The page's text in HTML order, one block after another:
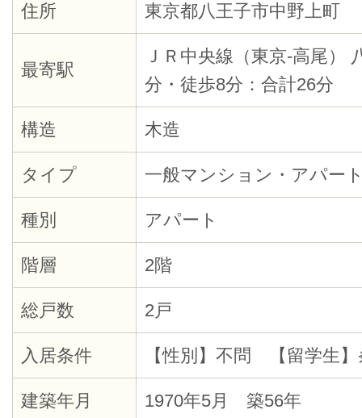
住所 東京都八王子市中野上町
最寄駅
ＪＲ中央線（東京-高尾）
分・徒歩8分：合計26分
構造 木造
タイプ 一般マンション・アパー
種別 アパート
階層 2階
総戸数 2戸
入居条件 【性別】不問 【留学生
建築年月 1970年5月 築56年